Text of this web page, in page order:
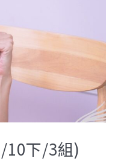
10下/3組)